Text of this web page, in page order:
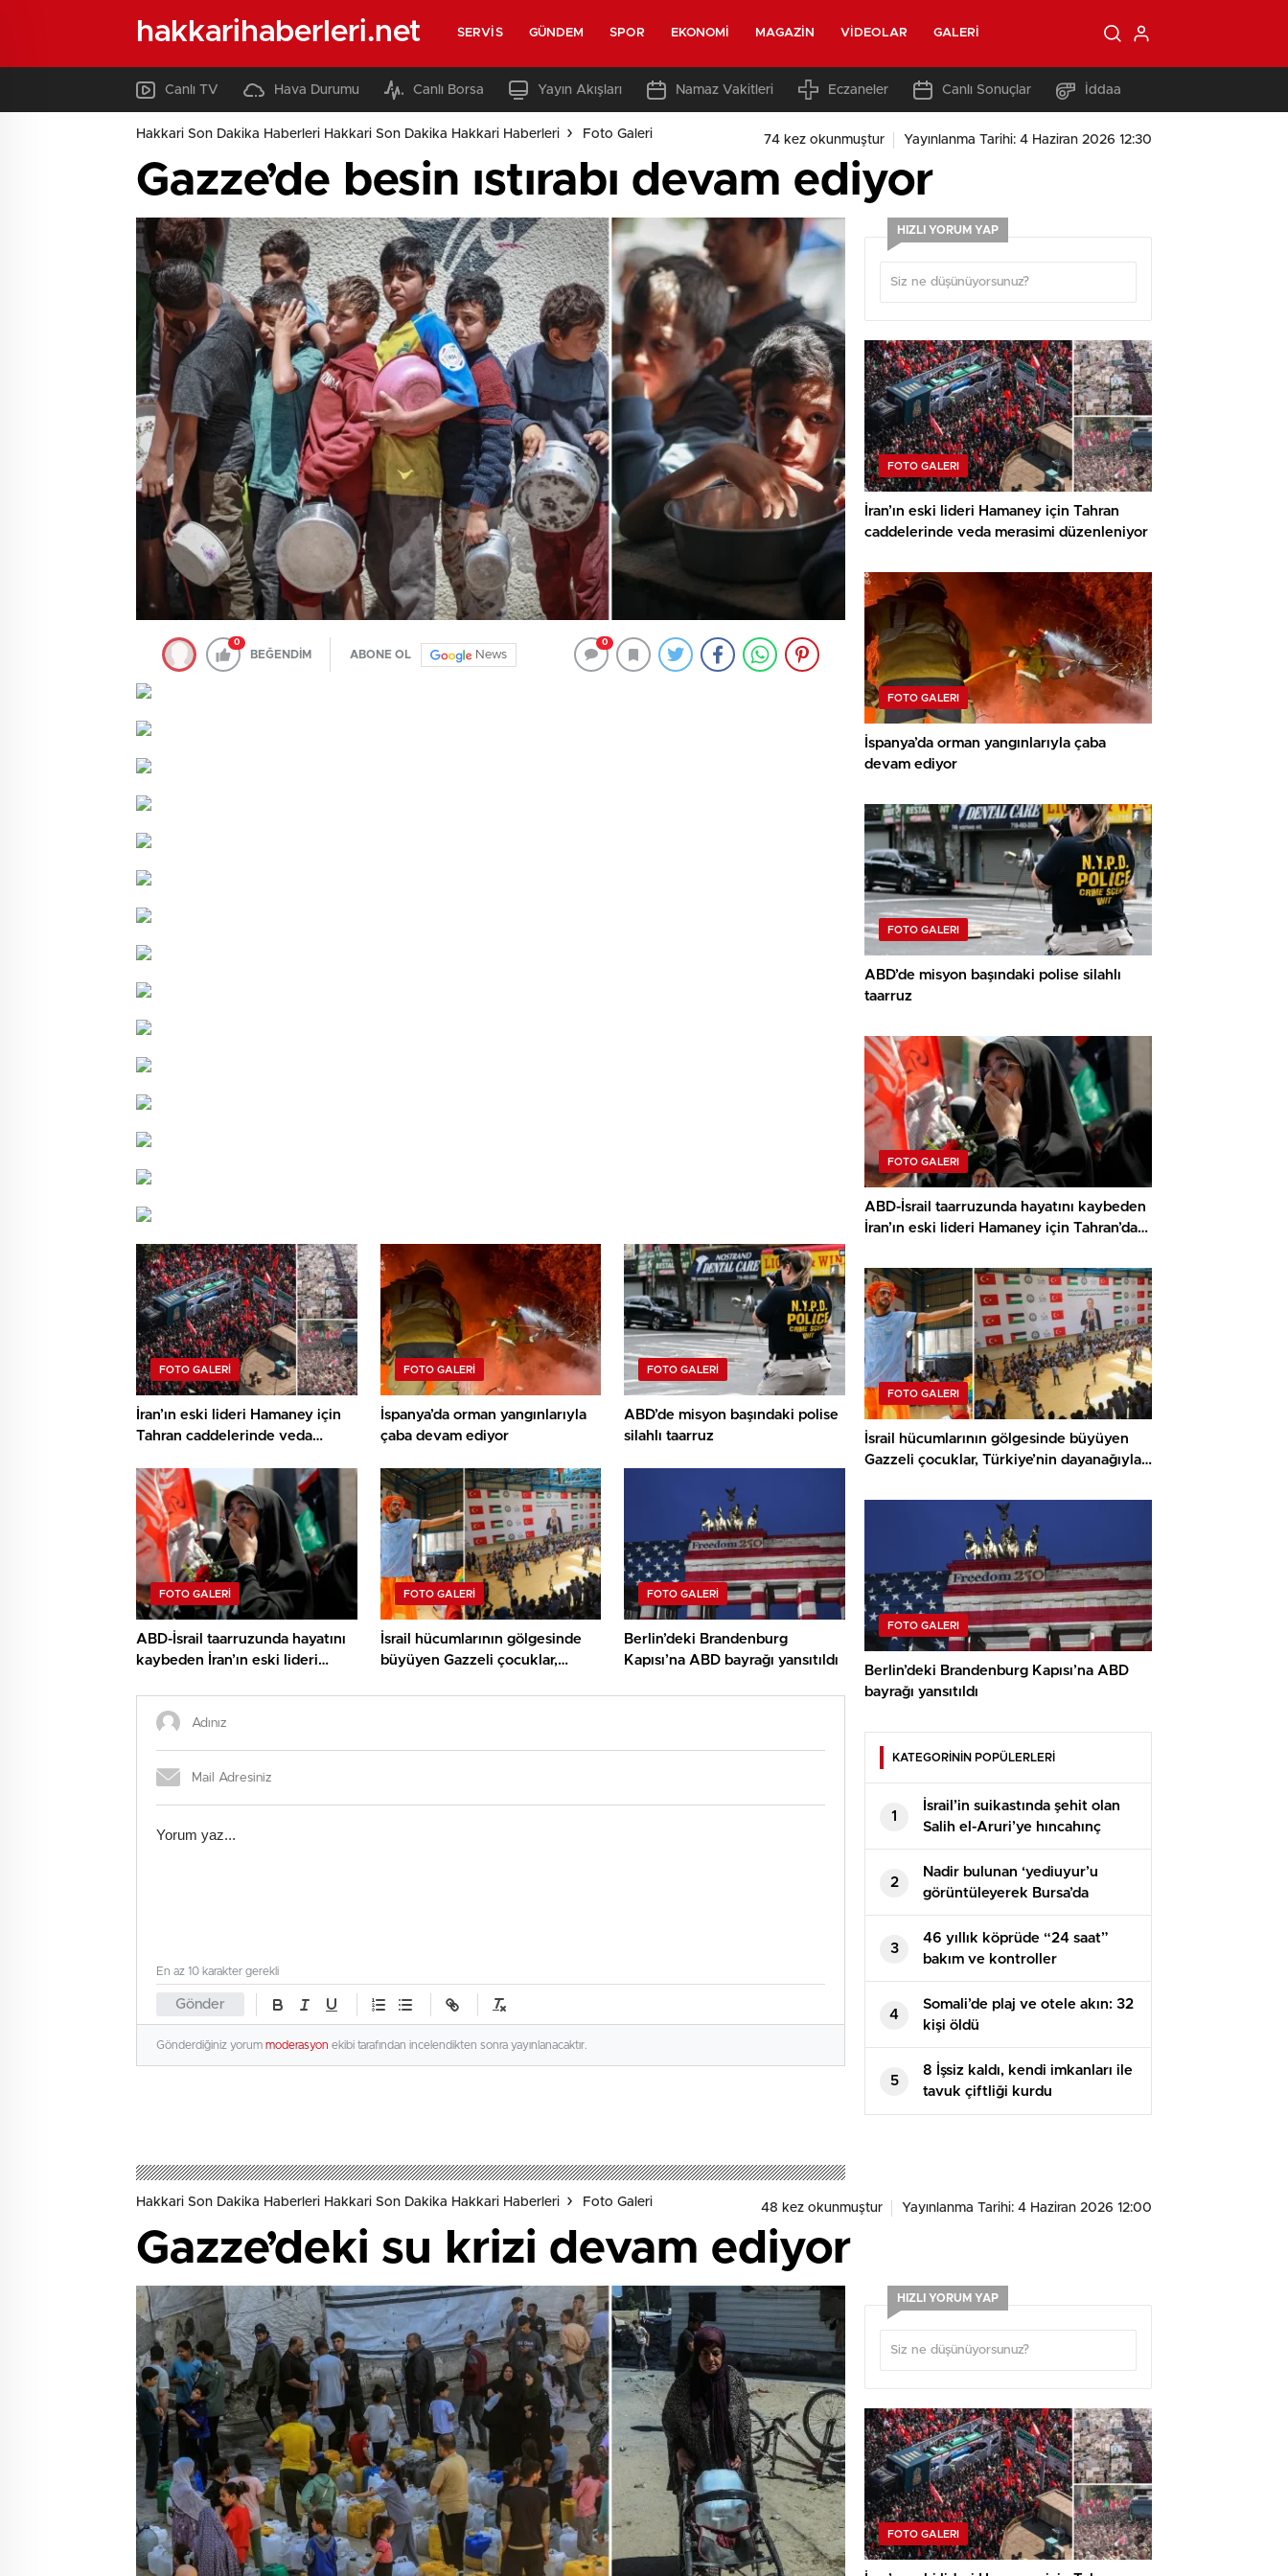
hakkarihaberleri.net SERVIS GÜNDEM SPOR EKONOMI MAGAZIN VIDEOLAR GALERI
Canlı TV Hava Durumu Canlı Borsa Yayın Akışları Namaz Vakitleri Eczaneler Canlı Sonuçlar İddaa
Hakkari Son Dakika Haberleri Hakkari Son Dakika Hakkari Haberleri Foto Galeri 74 kez okunmuştur Yayınlanma Tarihi: 4 Haziran 2026 12:30
Gazze’de besin ıstırabı devam ediyor
0
BEĞENDİM ABONE OL News
0
FOTO GALERI
İran’ın eski lideri Hamaney için
Tahran caddelerinde veda
FOTO GALERI
İspanya’da orman yangınlarıyla
çaba devam ediyor
FOTO GALERI
ABD’de misyon başındaki polise
silahlı taarruz
FOTO GALERI
ABD-İsrail taarruzunda hayatını
kaybeden İran’ın eski lideri
FOTO GALERI
İsrail hücumlarının gölgesinde
büyüyen Gazzeli çocuklar,
FOTO GALERI
Berlin’deki Brandenburg
Kapısı’na ABD bayrağı yansıtıldı
Gönder
En az 10 karakter gerekli
Gönderdiğiniz yorum moderasyon ekibi tarafından incelendikten sonra yayınlanacaktır.
HIZLI YORUM YAP
FOTO GALERI
İran’ın eski lideri Hamaney için Tahran
caddelerinde veda merasimi düzenleniyor
FOTO GALERI
İspanya’da orman yangınlarıyla çaba
devam ediyor
FOTO GALERI
ABD’de misyon başındaki polise silahlı
taarruz
FOTO GALERI
ABD-İsrail taarruzunda hayatını kaybeden
İran’ın eski lideri Hamaney için Tahran’da
FOTO GALERI
İsrail hücumlarının gölgesinde büyüyen
Gazzeli çocuklar, Türkiye’nin dayanağıyla
FOTO GALERI
Berlin’deki Brandenburg Kapısı’na ABD
bayrağı yansıtıldı
KATEGORİNİN POPÜLERLERİ
1
İsrail’in suikastında şehit olan
Salih el-Aruri’ye hıncahınç
veda
2
Nadir bulunan ‘yediuyur’u
görüntüleyerek Bursa’da
yaşadığını ispatladı
3
46 yıllık köprüde “24 saat”
bakım ve kontroller
4
Somali’de plaj ve otele akın: 32
kişi öldü
5
8 İşsiz kaldı, kendi imkanları ile
tavuk çiftliği kurdu
Hakkari Son Dakika Haberleri Hakkari Son Dakika Hakkari Haberleri Foto Galeri 48 kez okunmuştur Yayınlanma Tarihi: 4 Haziran 2026 12:00
Gazze’deki su krizi devam ediyor
HIZLI YORUM YAP
FOTO GALERI